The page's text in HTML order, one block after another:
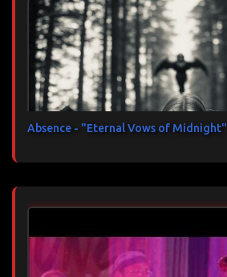
Absence - "Eternal Vows of Midnight"